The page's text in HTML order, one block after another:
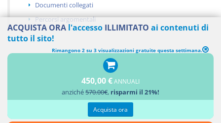
Documenti collegati
Percorsi argomentali
DIRITTO DI ACCESSO DELL'INTERESSATO
ACQUISTA ORA l'accesso ILLIMITATO ai contenuti di
tutto il sito!
Rimangono 2 su 3 visualizzazioni gratuite questa settimana.
450,00 €ANNUALI
anziché570.00€, risparmi il 21%!
Acquista ora